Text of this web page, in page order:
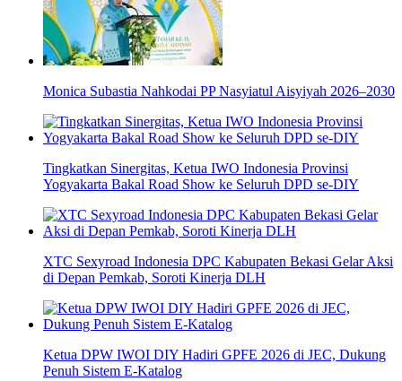
Monica Subastia Nahkodai PP Nasyiatul Aisyiyah 2026–2030
Tingkatkan Sinergitas, Ketua IWO Indonesia Provinsi
Yogyakarta Bakal Road Show ke Seluruh DPD se-DIY
XTC Sexyroad Indonesia DPC Kabupaten Bekasi Gelar Aksi
di Depan Pemkab, Soroti Kinerja DLH
Ketua DPW IWOI DIY Hadiri GPFE 2026 di JEC, Dukung
Penuh Sistem E-Katalog